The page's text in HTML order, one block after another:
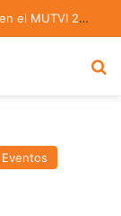
Estudiantes STEM de la UDLAP destacan en el MUTVI 2026
Eventos